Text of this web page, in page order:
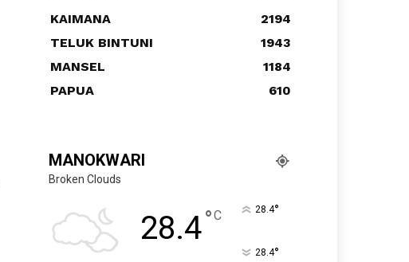
KAIMANA
2194
TELUK BINTUNI
1943
MANSEL
1184
PAPUA
610
MANOKWARI
Broken Clouds
28.4°C 28.4°
28.4°